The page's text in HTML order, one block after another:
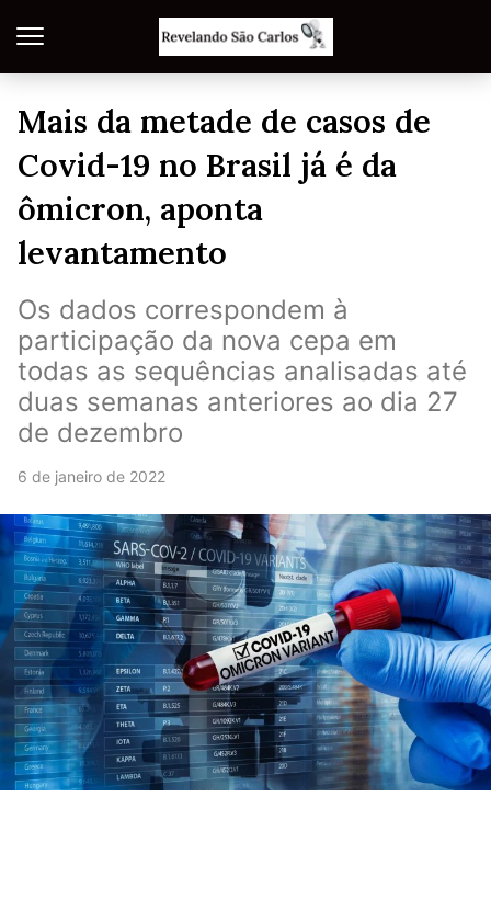
Mais da metade de casos de
Covid-19 no Brasil já é da
ômicron, aponta
levantamento
Os dados correspondem à
participação da nova cepa em
todas as sequências analisadas até
duas semanas anteriores ao dia 27
de dezembro
6 de janeiro de 2022